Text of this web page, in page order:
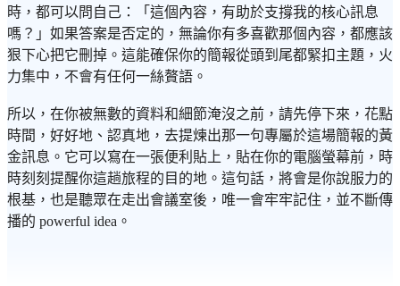
時，都可以問自己：「這個內容，有助於支撐我的核心訊息
嗎？」如果答案是否定的，無論你有多喜歡那個內容，都應該
狠下心把它刪掉。這能確保你的簡報從頭到尾都緊扣主題，火
力集中，不會有任何一絲贅語。
所以，在你被無數的資料和細節淹沒之前，請先停下來，花點
時間，好好地、認真地，去提煉出那一句專屬於這場簡報的黃
金訊息。它可以寫在一張便利貼上，貼在你的電腦螢幕前，時
時刻刻提醒你這趟旅程的目的地。這句話，將會是你說服力的
根基，也是聽眾在走出會議室後，唯一會牢牢記住，並不斷傳
播的 powerful idea。